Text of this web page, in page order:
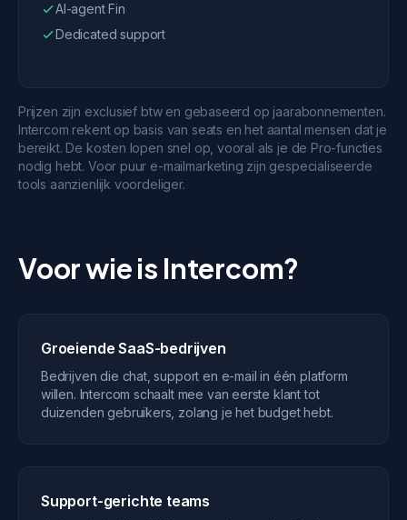
AI-agent Fin
Dedicated support
Prijzen zijn exclusief btw en gebaseerd op jaarabonnementen.
Intercom rekent op basis van seats en het aantal mensen dat je
bereikt. De kosten lopen snel op, vooral als je de Pro-functies
nodig hebt. Voor puur e-mailmarketing zijn gespecialiseerde
tools aanzienlijk voordeliger.
Voor wie is Intercom?
Groeiende SaaS-bedrijven
Bedrijven die chat, support en e-mail in één platform
willen. Intercom schaalt mee van eerste klant tot
duizenden gebruikers, zolang je het budget hebt.
Support-gerichte teams